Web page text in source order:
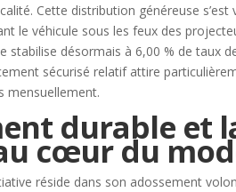
Cette distribution généreuse
le véhicule sous les feux des
stabilise désormais à 6,00 % de taux
sécurisé relatif attire
mensuellement.
durable et
cœur du
réside dans son adossement